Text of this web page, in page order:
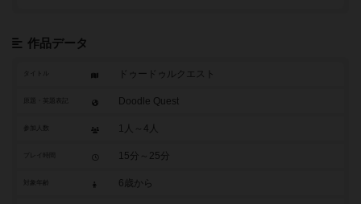
作品データ
タイトル ドゥードゥルクエスト
Doodle Quest
参加人数 1人～4人
15分～25分
6歳から